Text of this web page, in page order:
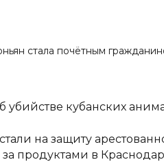
стала почётным
убийстве кубанских
на защиту
продуктами в